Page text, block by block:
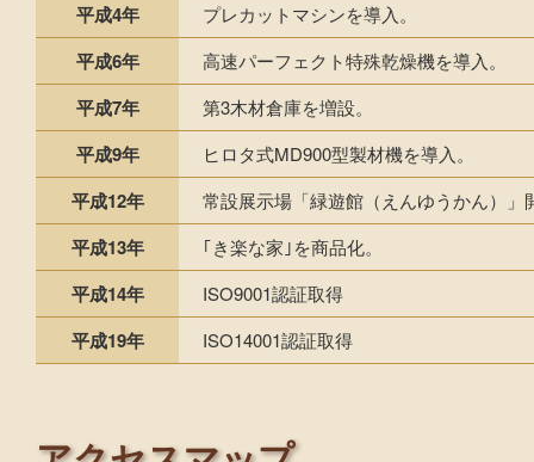
平成4年 プレカットマシンを導入。
平成6年 高速パーフェクト特殊乾燥機を導入。
平成7年 第3木材倉庫を増設。
平成9年 ヒロタ式MD900型製材機を導入。
平成12年 常設展示場「緑遊館（えんゆうかん）」
平成13年 ｢き楽な家｣を商品化。
平成14年 ISO9001認証取得
平成19年 ISO14001認証取得